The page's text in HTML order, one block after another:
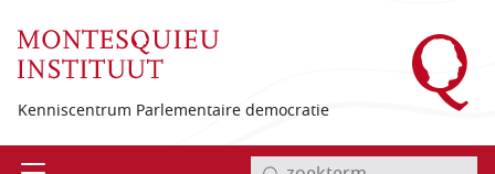
Kenniscentrum Parlementaire democratie
Open invoerveld zoekterm